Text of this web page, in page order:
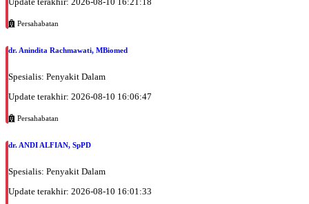
Persahabatan
dr. Anindita Rachmawati, MBiomed
Spesialis: Penyakit Dalam
Update terakhir: 2026-08-10 16:06:47
Persahabatan
dr. ANDI ALFIAN, SpPD
Spesialis: Penyakit Dalam
Update terakhir: 2026-08-10 16:01:33